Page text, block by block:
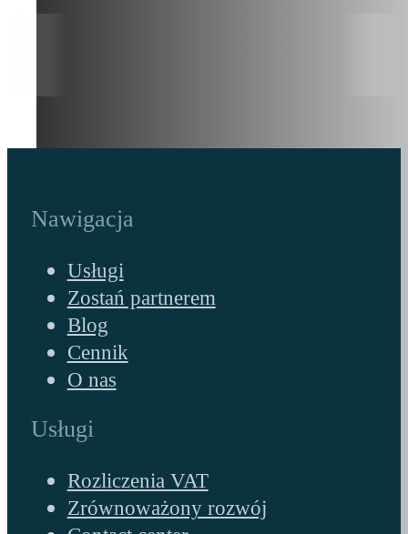
Nawigacja
Usługi
Zostań partnerem
Blog
Cennik
O nas
Usługi
Rozliczenia VAT
Zrównoważony rozwój